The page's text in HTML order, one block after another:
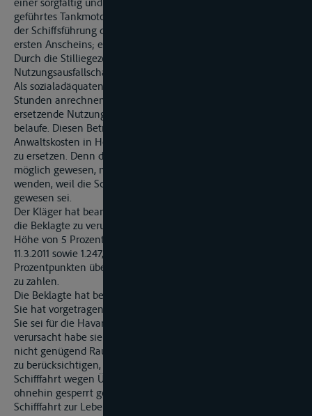
geführtes Tankmotorschiff kentere nicht. Für ein Verschulden
der Schiffsführung des TMS „W“ spreche daher der Beweis des
ersten Anscheins; ein Entlastungsbeweis sei nicht geführt.
Durch die Stilliegezeit sei ihm, dem Kläger, ein
Nutzungsausfallschaden in Höhe von 22.480,86 € entstanden.
Als sozialadäquaten Duldungszeitraum lasse er sich 24
Stunden anrechnen, so dass der von der Beklagten zu
ersetzende Nutzungsausfallschaden sich auf 19.610, 75 €
belaufe. Diesen Betrag zuzüglich Zinsen und vorgerichtlichen
Anwaltskosten in Höhe von 1.247,40 € habe die Beklagte voll
zu ersetzen. Denn der Schiffsführung des TMS „E“ sei es nicht
möglich gewesen, nach Anordnung des Liegegebots noch zu
wenden, weil die Schifffahrt auch talwärts bis Engers gesperrt
gewesen sei.
Der Kläger hat beantragt,
die Beklagte zu verurteilen, an ihn 19.610,95 € nebst Zinsen in
Höhe von 5 Prozentpunkten über dem Basiszinssatz seit
11.3.2011 sowie 1.247,40 € nebst Zinsen in Höhe von 5
Prozentpunkten über dem Basiszinssatz seit Rechtshängigkeit
zu zahlen.
Die Beklagte hat beantragt, die Klage abzuweisen.
Sie hat vorgetragen:
Sie sei für die Havarie des TMS „W“ nicht verantwortlich;
verursacht habe sie vielmehr ein Bergfahrer, der dem TMS „W“
nicht genügend Raum für die Talfahrt gelassen habe. Auch sei
zu berücksichtigen, dass im Zeitraum vom 14. bis 17.1.2011 die
Schifffahrt wegen Überschreitens der Hochwassermarke 2
ohnehin gesperrt gewesen sei und dass eine Sperrung der
Schifffahrt zur Lebensrettung von verunglückten